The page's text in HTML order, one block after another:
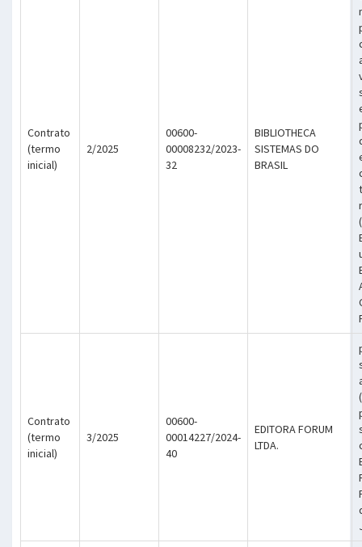
Contrato
(termo
inicial)
2/2025
00600-
00008232/2023-
32
BIBLIOTHECA
SISTEMAS DO
BRASIL
Contrato
(termo
inicial)
3/2025
00600-
00014227/2024-
40
EDITORA FORUM
LTDA.